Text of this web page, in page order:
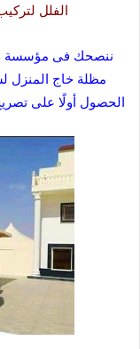
الفلل
ننصحك فى مؤسسة
مظلة خاج المنزل
الحصول أولًا على